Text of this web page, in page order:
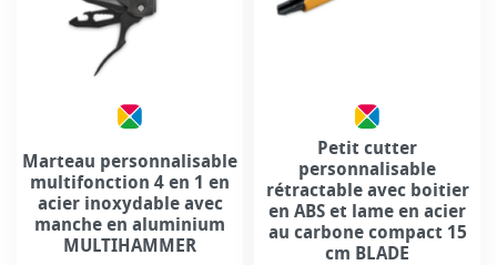
Marteau personnalisable
multifonction 4 en 1 en
acier inoxydable avec
manche en aluminium
MULTIHAMMER
Petit cutter
personnalisable
rétractable avec boitier
en ABS et lame en acier
au carbone compact 15
cm BLADE